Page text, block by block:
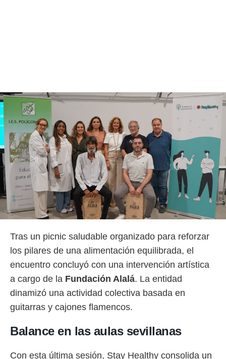
datos
perfiles
utilizar
crear un
uso de
la
medir el
de la
el
de
o a través
de
de
uso de
Tras un picnic saludable organizado para reforzar
los pilares de una alimentación equilibrada, el
encuentro concluyó con una intervención artística
a cargo de la Fundación Alalá. La entidad
dinamizó una actividad colectiva basada en
guitarras y cajones flamencos.
Balance en las aulas sevillanas
Con esta última sesión, Stay Healthy consolida un